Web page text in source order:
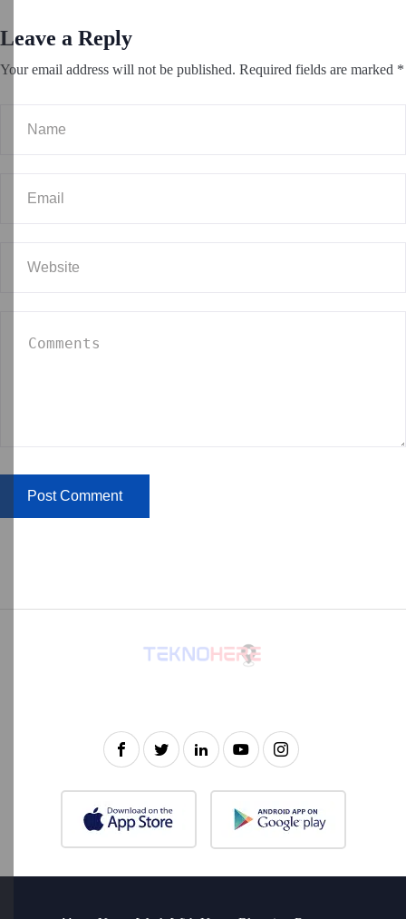
Leave a Reply
Your email address will not be published. Required fields are marked *